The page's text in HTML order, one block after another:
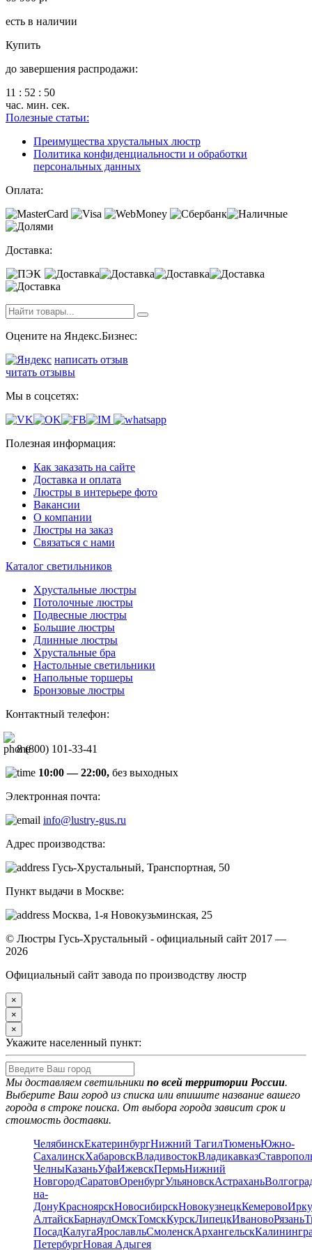
есть в наличии
Купить
до завершения распродажи:
11 : 52 : 50
час. мин. сек.
Полезные статьи:
Преимущества хрустальных люстр
Политика конфиденциальности и обработки
персональных данных
Оплата:
Доставка:
Оцените на Яндекс.Бизнес:
написать отзыв
читать отзывы
Мы в соцсетях:
Полезная информация:
Как заказать на сайте
Доставка и оплата
Люстры в интерьере фото
Вакансии
О компании
Люстры на заказ
Связаться с нами
Каталог светильников
Хрустальные люстры
Потолочные люстры
Подвесные люстры
Большие люстры
Длинные люстры
Хрустальные бра
Настольные светильники
Напольные торшеры
Бронзовые люстры
Контактный телефон:
8 (800) 101-33-41
10:00 — 22:00, без выходных
Электронная почта:
info@lustry-gus.ru
Адрес производства:
Гусь-Хрустальный, Транспортная, 50
Пункт выдачи в Москве:
Москва, 1-я Новокузьминская, 25
© Люстры Гусь-Хрустальный - официальный сайт 2017 —
2026
Официальный сайт завода по производству люстр
×
×
×
Укажите населенный пункт:
Мы доставляем светильники по всей территории России.
Выберите Ваш город из списка или впишите название вашего
города в строке поиска. От выбора города зависит срок и
стоимость доставки.
ЧелябинскЕкатеринбургНижний ТагилТюменьЮжно-
СахалинскХабаровскВладивостокВладикавказ
ЧелныКазаньУфаИжевскПермьНижний
НовгородСаратовОренбургУльяновскАстрахань
на-
ДонуКрасноярскНовосибирскНовокузнецкКемерово
АлтайскБарнаулОмскТомскКурскЛипецкИвановоРязань
ПосадКалугаЯрославльСмоленскАрхангельск
ПетербургНовая Адыгея